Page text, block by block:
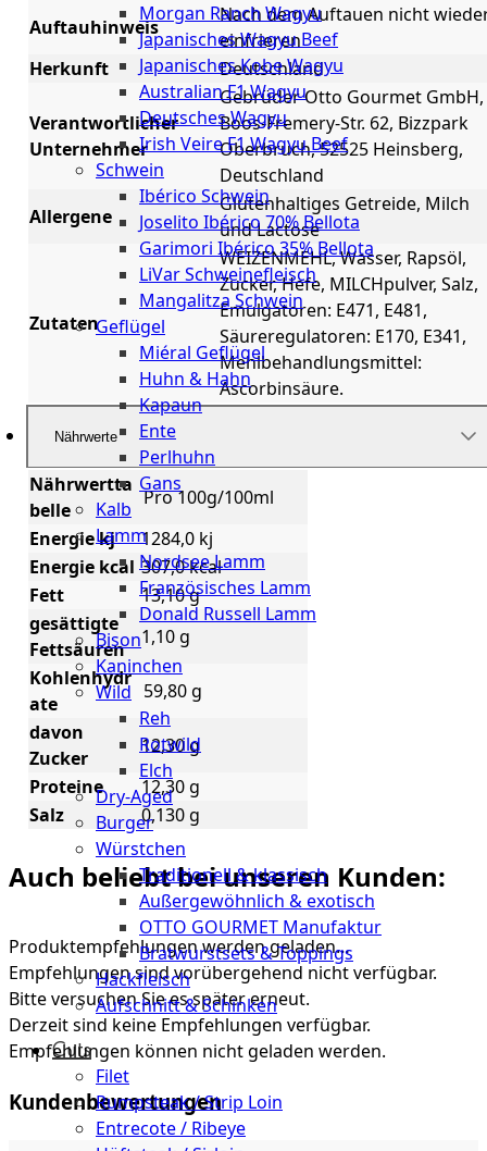
Morgan Ranch Wagyu
Japanisches Wagyu Beef
Japanisches Kobe Wagyu
Australian F1 Wagyu
Deutsches Wagyu
Irish Veire F1 Wagyu Beef
Schwein
Ibérico Schwein
Joselito Ibérico 70% Bellota
Garimori Ibérico 35% Bellota
LiVar Schweinefleisch
Mangalitza Schwein
Geflügel
Miéral Geflügel
Huhn & Hahn
Kapaun
Ente
Perlhuhn
Gans
Kalb
Lamm
Nordsee Lamm
Französisches Lamm
Donald Russell Lamm
Bison
Kaninchen
Wild
Reh
Rotwild
Elch
Dry-Aged
Burger
Würstchen
Traditionell & klassisch
Außergewöhnlich & exotisch
OTTO GOURMET Manufaktur
Bratwurstsets & Toppings
Hackfleisch
Aufschnitt & Schinken
Cuts
Filet
Rumpsteak / Strip Loin
Entrecote / Ribeye
Auftauhinweis
Nach dem Auftauen nicht
einfrieren
Herkunft
Deutschland
Verantwortlicher
Unternehmer
Gebrüder Otto Gourmet GmbH,
Boos-Fremery-Str. 62, Bizzpark
Oberbruch, 52525 Heinsberg,
Deutschland
Allergene
Glutenhaltiges Getreide, Milch
und Lactose
Zutaten
WEIZENMEHL, Wasser, Rapsöl,
Zucker, Hefe, MILCHpulver, Salz,
Emulgatoren: E471, E481,
Säureregulatoren: E170, E341,
Mehlbehandlungsmittel:
Ascorbinsäure.
Nährwerte
Nährwertta
belle
Pro 100g/100ml
Energie kj
1284,0 kj
Energie kcal 307,0 kcal
Fett
13,10 g
gesättigte
Fettsäuren
1,10 g
Kohlenhydr
ate
59,80 g
davon
Zucker
12,30 g
Proteine
12,30 g
Salz
0,130 g
Auch beliebt bei unseren Kunden:
Produktempfehlungen werden geladen…
Empfehlungen sind vorübergehend nicht verfügbar.
Bitte versuchen Sie es später erneut.
Derzeit sind keine Empfehlungen verfügbar.
Empfehlungen können nicht geladen werden.
Kundenbewertungen